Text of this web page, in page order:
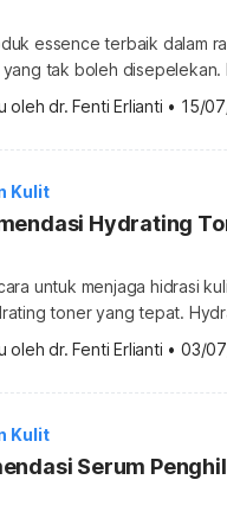
essence terbaik dalam
yang tak boleh
yang fokus
penyerapan produk
Anda memilih produk
tekstur […]
oleh dr. Fenti Erlianti • 15/
Kulit
Hydrating
untuk menjaga hidrasi
toner yang tepat.
wajah penting
ini tak hanya berlaku bagi
berminyak, dan lainnya.
oleh dr. Fenti Erlianti • 03/
Kulit
Serum